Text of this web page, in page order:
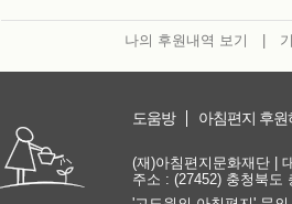
나의 후원내역 보기
도움방 아침편지 후원
(재)아침편지문화재단 |
주소 : (27452) 충청북도